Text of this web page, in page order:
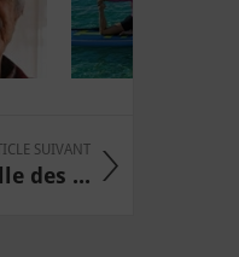
SUIVANT
des ...